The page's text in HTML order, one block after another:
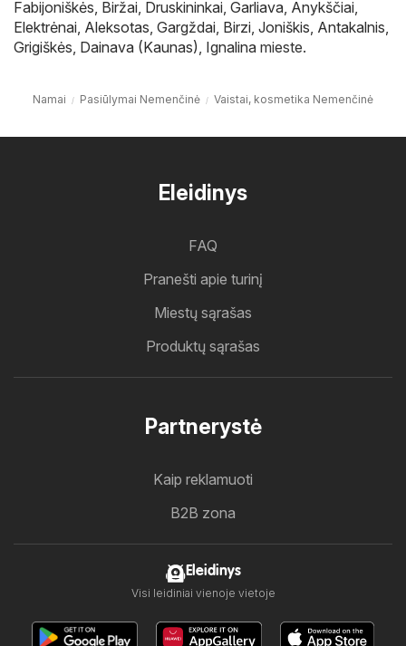
Fabijoniškės, Biržai, Druskininkai, Garliava, Anykščiai,
Elektrėnai, Aleksotas, Gargždai, Birzi, Joniškis, Antakalnis,
Grigiškės, Dainava (Kaunas), Ignalina mieste.
Namai Pasiūlymai Nemenčinė Vaistai, kosmetika Nemenčinė
Eleidinys
FAQ
Pranešti apie turinį
Miestų sąrašas
Produktų sąrašas
Partnerystė
Kaip reklamuoti
B2B zona
Eleidinys
Visi leidiniai vienoje vietoje